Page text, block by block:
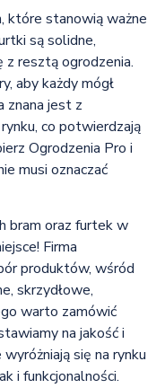
które stanowią ważne
są solidne,
resztą ogrodzenia.
aby każdy mógł
znana jest z
co potwierdzają
Ogrodzenia Pro i
musi oznaczać
bram oraz furtek w
Firma
produktów, wśród
skrzydłowe,
warto zamówić
na jakość i
się na rynku
i funkcjonalności.